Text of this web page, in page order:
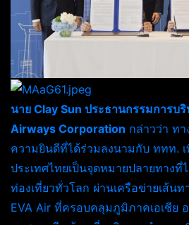
นาย Clay Sun ประธานกรรมการบ
Airways Corporation กล่าวว่า ท
ความยินดีที่ได้ร่วมลงนามกับ ททท. เ
ประเทศไทยเป็นจุดหมายปลายทาง
ท่องเที่ยวทั่วโลก ผ่านเครือข่ายเส้น
EVA Air ที่ครอบคลุมภูมิภาคเอเชีย